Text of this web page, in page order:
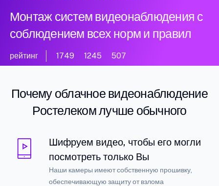
Монтаж систем видеонаблюдения с
соблюдением всех норм и правил
рейтинг 1749 1245 507
Почему облачное видеонаблюдение
Ростелеком лучше обычного
Шифруем видео, чтобы его могли
посмотреть только Вы
Наши камеры имеют собственную прошивку,
обеспечивающую защиту от взлома